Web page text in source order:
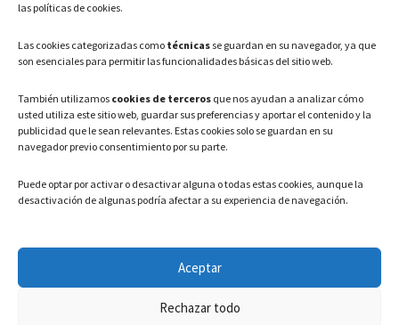
las políticas de cookies.
Las cookies categorizadas como técnicas se guardan en su navegador, ya que
son esenciales para permitir las funcionalidades básicas del sitio web.
También utilizamos cookies de terceros que nos ayudan a analizar cómo
usted utiliza este sitio web, guardar sus preferencias y aportar el contenido y la
publicidad que le sean relevantes. Estas cookies solo se guardan en su
navegador previo consentimiento por su parte.
Puede optar por activar o desactivar alguna o todas estas cookies, aunque la
desactivación de algunas podría afectar a su experiencia de navegación.
Aceptar
Rechazar todo
Correo Electrónico:
HORARIO
Lunes a Viernes: 08:00h – 15:00h
LEGAL
Política de privacidad–Aviso Legal–Política de cookies
Registro de actividades de Tratamiento